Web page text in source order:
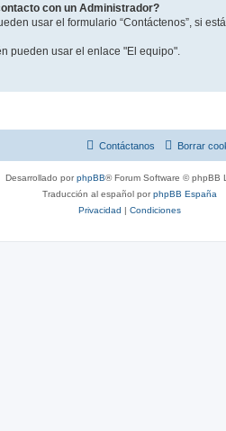
con un Administrador?
usar el formulario “Contáctenos”, si
pueden usar el enlace "El equipo".
Borrar
Contáctanos
Desarrollado porphpBB® Forum Software © phpBB
Traducción al español porphpBB España
Privacidad | Condiciones